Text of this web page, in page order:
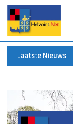
Laatste Nieuws